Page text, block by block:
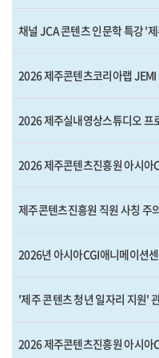
채널 JCA 콘텐츠 인문학 특강 '
2026 제주콘텐츠코리아랩
2026 제주실내영상스튜디오 프
2026 제주콘텐츠진흥원 아시
제주콘텐츠진흥원 직원 사칭 주
2026년 아시아CGI애니메이션
'제주 콘텐츠 청년 일자리 지원'
2026 제주콘텐츠진흥원 아시아